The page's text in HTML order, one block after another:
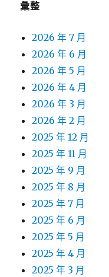
彙整
2026 年 7 月
2026 年 6 月
2026 年 5 月
2026 年 4 月
2026 年 3 月
2026 年 2 月
2025 年 12 月
2025 年 11 月
2025 年 9 月
2025 年 8 月
2025 年 7 月
2025 年 6 月
2025 年 5 月
2025 年 4 月
2025 年 3 月